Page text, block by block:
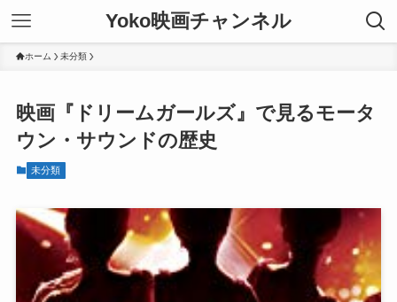
Yoko映画チャンネル
ホーム 未分類
映画『ドリームガールズ』で見るモータ
ウン・サウンドの歴史
未分類